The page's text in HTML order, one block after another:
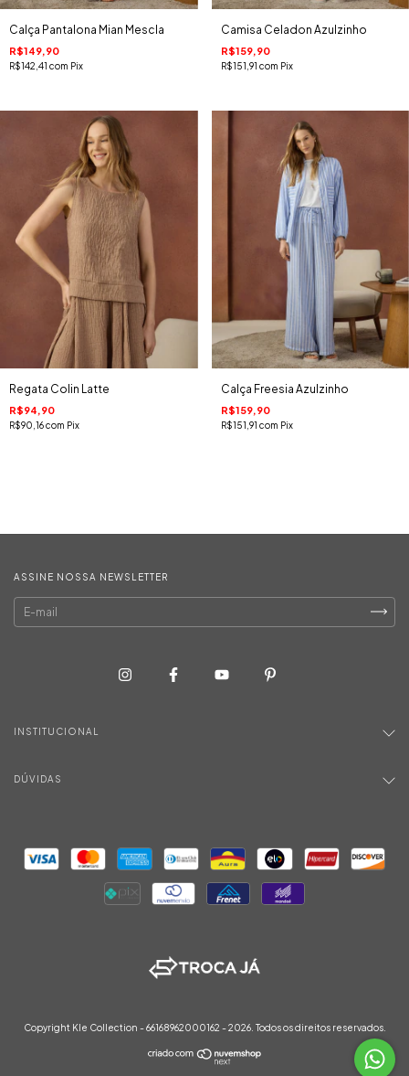
Calça Pantalona Mian Mescla
R$149,90
R$142,41 com Pix
Camisa Celadon Azulzinho
R$159,90
R$151,91 com Pix
Regata Colin Latte
R$94,90
R$90,16com Pix
Calça Freesia Azulzinho
R$159,90
R$151,91 com Pix
ASSINE NOSSA NEWSLETTER
INSTITUCIONAL
DÚVIDAS
Copyright Kle Collection - 66168962000162 - 2026. Todos os direitos reservados.